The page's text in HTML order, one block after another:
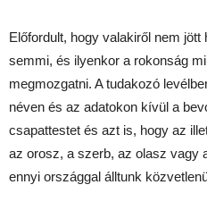
Előfordult, hogy valakiről nem
semmi, és ilyenkor a rokonság
megmozgatni. A tudakozó
néven és az adatokon kívül a
csapattestet és azt is, hogy az
az orosz, a szerb, az olasz vagy
ennyi országgal álltunk